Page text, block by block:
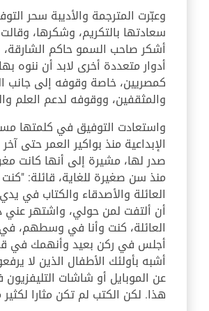
وعبّرت المترجمة والأديبة سحر
سعادتها بالتكريم، وشكرها،
أشكر صاحب السمو حاكم الشارقة،
أدوار متعددة أخرى لابد أن ننوه
كمصريين، خاصة وقوفه إلى جانب
والمثقفين، ووقوفه لدعم العلم
واستعادت التوفيق في كلمتها
الإبداعية منذ بواكير العمر حتى
صدر لها، مشيرة إلى أنها كانت
منذ سن صغيرة للغاية، قائلة:
العائلة والأصدقاء والكتاب في
أن ألتفت لمن حولي، واشتهر عني
العائلة، كنت وأنا في وسطهم،
أجلس في ركن بعيد وأنهمك في
أشبه بأولئك الأطفال الذين لا
عن الموبايل أو شاشات
هذا. لكن الكتب لم تكن مثارا لكثير